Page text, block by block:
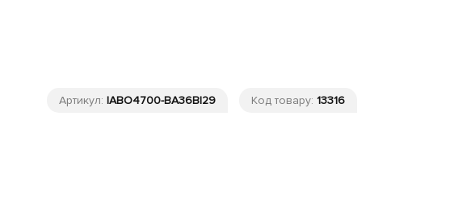
Артикул: IABO4700-BA36BI29 Код товару: 13316